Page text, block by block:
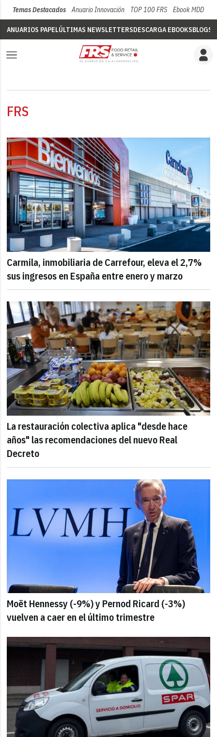
Temas Destacados Anuario Innovación TOP 100 FRS Ebook MDD
ANUARIOS PAPELÚLTIMAS NEWSLETTERSDESCARGA EBOOKSBLOGS
FRS
Carmila, inmobiliaria de Carrefour, eleva el 2,7%
sus ingresos en España entre enero y marzo
La restauración colectiva aplica "desde hace
años" las recomendaciones del nuevo Real
Decreto
Moët Hennessy (-9%) y Pernod Ricard (-3%)
vuelven a caer en el último trimestre